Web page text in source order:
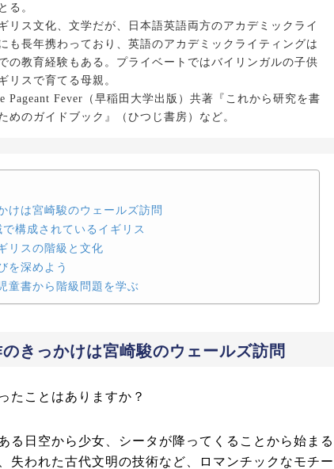
る。
リス文化、文学だが、日本語英語両方のアカデミックライ
も長年携わっており、英語のアカデミックライティングは
の教育経験もある。プライベートではバイリンガルの子供
リスで育てる母親。
Pageant Fever（早稲田大学出版）共著『これから研究を書
めのガイドブック』（ひつじ書房）など。
けは宮崎駿のウェールズ訪問
構成されているイギリス
リスの階級と文化
を深めよう
童書から階級問題を学ぶ
きっかけは宮崎駿のウェールズ訪問
たことはありますか？
る日空から少女、シータが降ってくることから始まる
失われた古代文明の技術など、ロマンチックなモチー